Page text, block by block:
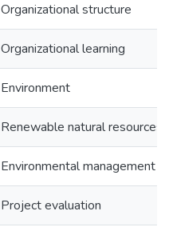
Organizational structure
Organizational learning
Environment
Renewable natural resources
Environmental management
Project evaluation